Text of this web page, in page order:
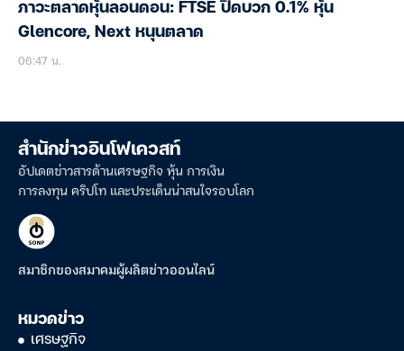
ภาวะตลาดหุ้นลอนดอน: FTSE ปิดบวก 0.1% หุ้น
Glencore, Next หนุนตลาด
06:47 น.
สำนักข่าวอินโฟเควสท์
อัปเดตข่าวสารด้านเศรษฐกิจ หุ้น การเงิน
การลงทุน คริปโท และประเด็นน่าสนใจรอบโลก
สมาชิกของสมาคมผู้ผลิตข่าวออนไลน์
หมวดข่าว
เศรษฐกิจ